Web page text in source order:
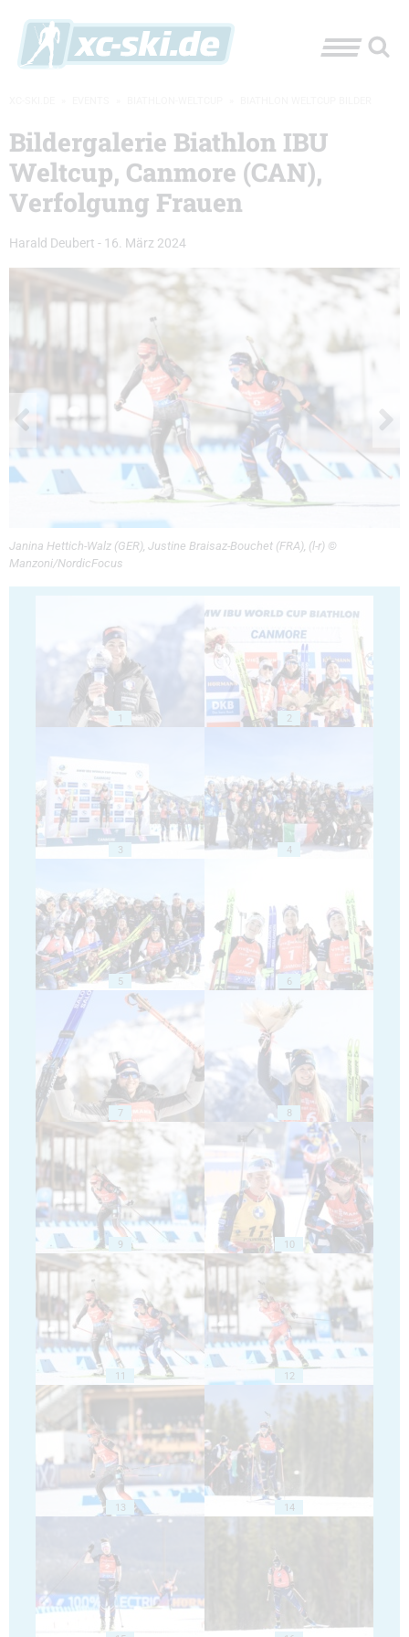
Bildergalerie Biathlon IBU
Weltcup, Canmore (CAN),
Verfolgung Frauen
Harald Deubert - 16. März 2024
Janina Hettich-Walz (GER), Justine Braisaz-Bouchet (FRA), (l-r) ©
Manzoni/NordicFocus
1 2
3 4
5 6
7 8
9 10
11 12
13 14